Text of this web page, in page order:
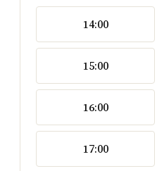
14:00
15:00
16:00
17:00